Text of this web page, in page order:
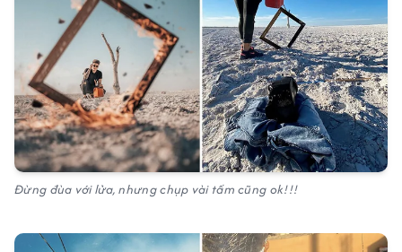
Đừng đùa với lửa, nhưng chụp vài tấm cũng ok!!!